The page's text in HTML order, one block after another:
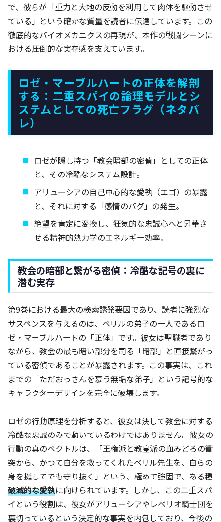
で、彼らが「重力と大地の反動を利用して肉体を駆動させ
ている」という確かな質量を読者に伝達しています。この
徹底的なバイオメカニクスの再現が、本作の戦闘シーンに
おける圧倒的な実存感を支えています。
ロゼ・マーブルハートの正体を解剖
する：二重スパイの論理モデルとシ
ステムとしての死亡フラグ（ネタバ
レ）
ロゼが隠し持つ「教会暗部の密偵」としての正体
と、その冷酷なシステム設計。
アリューシアの自己中心的な愛執（エゴ）の暴露
と、それに対する「感情のバグ」の発生。
絶望を肯定に変換し、狂気的な忠誠心へと昇華さ
せる精神的熱力学のエネルギー効率。
教会の暗部と繋がる密偵：冷酷な記号の裏に
潜む実存
第9巻における最大の検索誘発要因であり、読者に強烈な
サスペンスを与えるのは、ベリルの弟子の一人であるロ
ゼ・マーブルハートの「正体」です。彼女は聖職者であり
ながら、教会の最も暗い部分を司る「暗部」と直接繋がっ
ている密偵であることが暴露されます。この事実は、これ
までの「ただおっさんを慕う無垢な弟子」という記号的な
キャラクターデザインを完全に破壊します。
ロゼの行動原理を分析すると、彼女は決して教会に対する
冷酷な忠誠のみで動いているわけではありません。彼女の
行動の真のベクトルは、「王権派と教皇派の血みどろの衝
突から、かつて自分を救ってくれたベリル先生を、自らの
身を挺してでも守り抜く」という、極めて強固で、ある種
破滅的な愛執に向けられています。しかし、この二重スパ
イという役割は、彼女がアリューシアやレベリオ騎士団を
裏切っているという決定的な事実を内包しており、今後の